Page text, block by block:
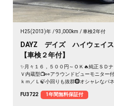
H25(2013)年 93,000km 車検2年付
DAYZ デイズ ハイウェイス
【車検２年付】
✨月々１６，５００円～ＯＫ🔥純正ＳＤ
Ｖ内蔵型📺👀アラウンドビューモニター
ｋｍ／Ｌ🍃小回りも抜群🛞オシャレなパ
FU3722
1年間無料保証付